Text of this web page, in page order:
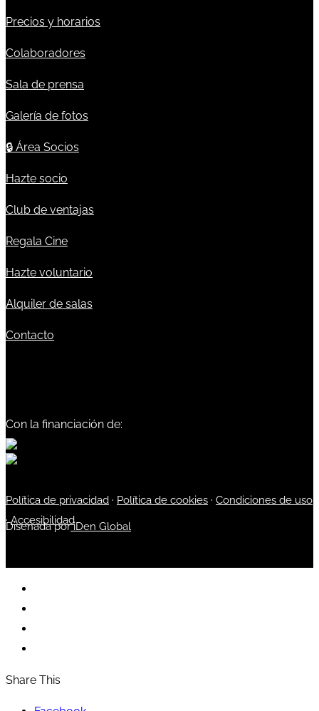
Precios y horarios
Colaboradores
Sala de prensa
Galería de fotos
🔒 Área Socios
Hazte socio
Club de ventajas
Regala Cine
Hazte voluntario
Alquiler de salas
Contacto
Con la financiación de:
Política de privacidad · Política de cookies · Condiciones de uso
·Accesibilidad
Diseñada poriDen Global
Share This